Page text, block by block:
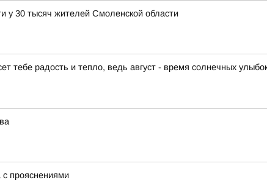
у 30 тысяч жителей Смоленской области
тебе радость и тепло, ведь август - время солнечных
с прояснениями